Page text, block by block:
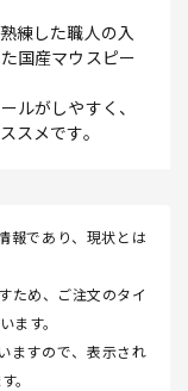
練した職人の入
国産マウスピー
ルがしやすく、
スメです。
報であり、現状とは
ため、ご注文のタイ
ます。
ますので、表示され
。